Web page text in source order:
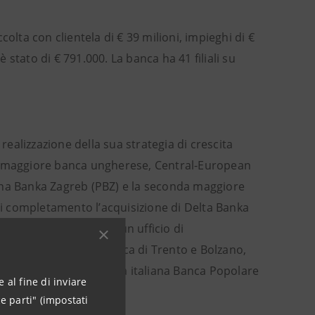
al fine di inviare
parti" (impostati
con clientela di € 39 milioni, impieghi di €
di € 791.000. La banca ha 41 filiali su
della sua strategia di crescita
banca ungherese, Central-European
Banka Zagreb (PBZ) e la seconda maggiore
l’acquisizione di Delta Banka
Banca Intesa e con un ufficio di
italiana Banca di Trento e Bolzano,
della controllata italiana Banca Popolare